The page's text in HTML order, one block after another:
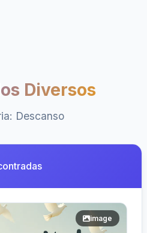
Diversos
Descanso
image